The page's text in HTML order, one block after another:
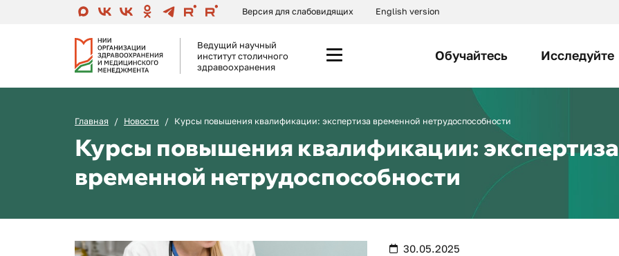
Версия для слабовидящих English version
Ведущий научный
институт столичного
здравоохранения
Обучайтесь Исследуйте
Главная Новости Курсы повышения квалификации: экспертиза временной нетрудоспособности
Курсы повышения квалификации: экспертиза
временной нетрудоспособности
30.05.2025